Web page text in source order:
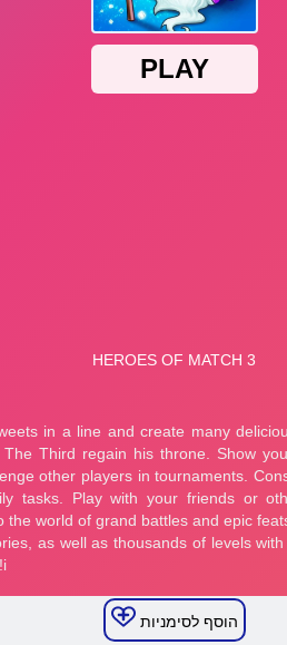
הוסף לסימניות